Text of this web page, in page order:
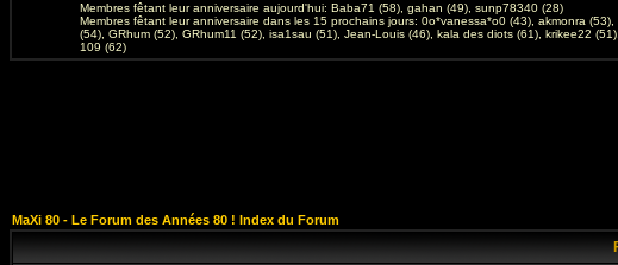
Membres fêtant leur anniversaire aujourd'hui: Baba71 (58) gahan (49) sunp78340 (28)
Membres fêtant leur anniversaire dans les 15 prochains jours: 0o*vanessa*o0 (43) akmonra (53)
(54) GRhum (52) GRhum11 (52) isa1sau (51) Jean-Louis (46) kala des diots (61) krikee22 (51)
109 (62)
MaXi 80 - Le Forum des Années 80 ! Index du Forum